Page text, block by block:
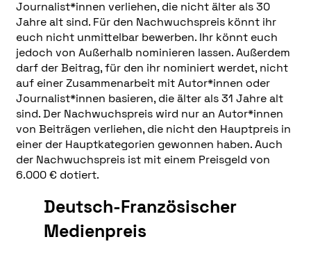
Journalist*innen verliehen, die nicht älter als 30
Jahre alt sind. Für den Nachwuchspreis könnt ihr
euch nicht unmittelbar bewerben. Ihr könnt euch
jedoch von Außerhalb nominieren lassen. Außerdem
darf der Beitrag, für den ihr nominiert werdet, nicht
auf einer Zusammenarbeit mit Autor*innen oder
Journalist*innen basieren, die älter als 31 Jahre alt
sind. Der Nachwuchspreis wird nur an Autor*innen
von Beiträgen verliehen, die nicht den Hauptpreis in
einer der Hauptkategorien gewonnen haben. Auch
der Nachwuchspreis ist mit einem Preisgeld von
6.000 € dotiert.
Deutsch-Französischer
Medienpreis